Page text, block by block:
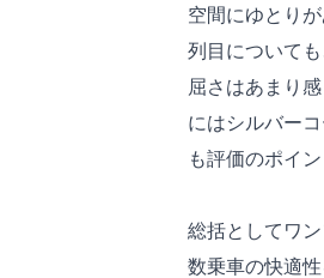
空間にゆとり
列目について
屈さはあまり
にはシルバー
も評価のポイン
総括としてワ
数乗車の快適